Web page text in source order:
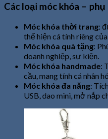
Các loại móc khóa –
Móc khóa thời trang:
thể hiện cá tính riêng
Móc khóa quà tặng:
doanh nghiệp, sự kiện.
Móc khóa handmade:
cầu, mang tính cá nhân
Móc khóa đa năng:
USB, dao mini, mở nắp